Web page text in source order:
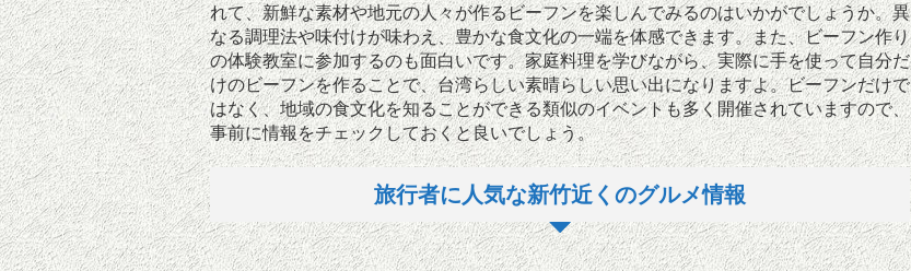
れて、新鮮な素材や地元の人々が作るビーフンを楽しんでみるのはいかがでしょうか。異
なる調理法や味付けが味わえ、豊かな食文化の一端を体感できます。また、ビーフン作り
の体験教室に参加するのも面白いです。家庭料理を学びながら、実際に手を使って自分だ
けのビーフンを作ることで、台湾らしい素晴らしい思い出になりますよ。ビーフンだけで
はなく、地域の食文化を知ることができる類似のイベントも多く開催されていますので、
事前に情報をチェックしておくと良いでしょう。
旅行者に人気な新竹近くのグルメ情報